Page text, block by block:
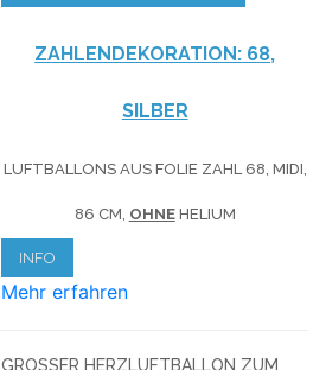
ZAHLENDEKORATION: 68,
SILBER
LUFTBALLONS AUS FOLIE ZAHL 68, MIDI,
86 CM, OHNEHELIUM
INFO
Mehr erfahren
GROSSER HERZLUFTBALLON ZUM 6